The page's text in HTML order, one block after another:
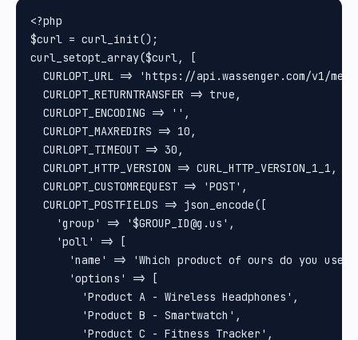
<?php
$curl = curl_init();
curl_setopt_array($curl, [
CURLOPT_URL => 'https://api.wassenger.com/v1/
  CURLOPT_RETURNTRANSFER => true,
  CURLOPT_ENCODING => '',
  CURLOPT_MAXREDIRS => 10,
  CURLOPT_TIMEOUT => 30,
  CURLOPT_HTTP_VERSION => CURL_HTTP_VERSION_1_1,
  CURLOPT_CUSTOMREQUEST => 'POST',
  CURLOPT_POSTFIELDS => json_encode([
    'group' => '$GROUP_ID@g.us',
    'poll' => [
'name' => 'Which product of ours do you use
      'options' => [
        'Product A - Wireless Headphones',
        'Product B - Smartwatch',
        'Product C - Fitness Tracker',